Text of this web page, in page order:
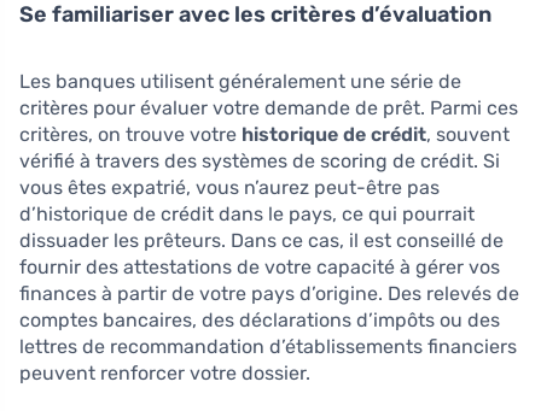
Se familiariser avec les critères d’évaluation
Les banques utilisent généralement une série de
critères pour évaluer votre demande de prêt. Parmi ces
critères, on trouve votre historique de crédit, souvent
vérifié à travers des systèmes de scoring de crédit. Si
vous êtes expatrié, vous n’aurez peut-être pas
d’historique de crédit dans le pays, ce qui pourrait
dissuader les prêteurs. Dans ce cas, il est conseillé de
fournir des attestations de votre capacité à gérer vos
finances à partir de votre pays d’origine. Des relevés de
comptes bancaires, des déclarations d’impôts ou des
lettres de recommandation d’établissements financiers
peuvent renforcer votre dossier.